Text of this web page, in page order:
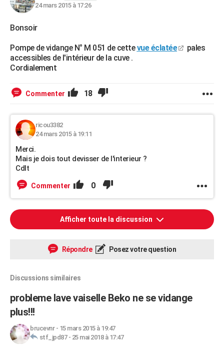
24 mars 2015 à 17:26
Bonsoir
Pompe de vidange N° M 051 de cettevue éclatée
pales
accessibles de l'intérieur de la cuve .
Cordialement
Commenter 18
ricou3382
24 mars 2015 à 19:11
Merci.
Mais je dois tout devisser de l'interieur ?
Cdlt
Commenter 0
Afficher toute la discussion
Répondre Posez votre question
Discussions similaires
probleme lave vaiselle Beko ne se vidange
plus!!!
brucevnr- 15 mars 2015 à 19:47
stf_jpd87- 25 mai 2018 à 17:47